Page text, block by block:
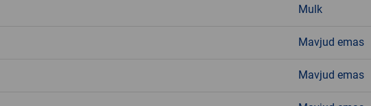
Mulk
Mavjud emas
Mavjud emas